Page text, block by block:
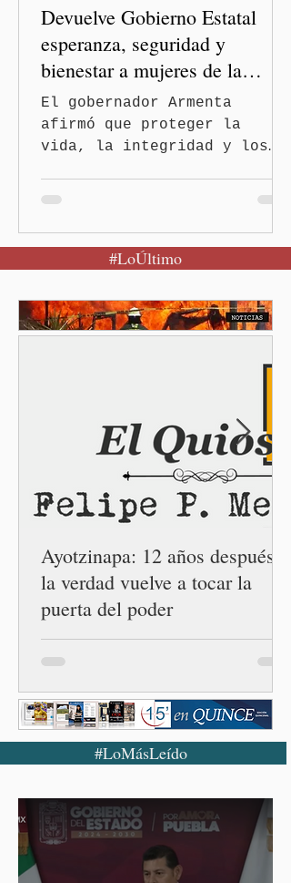
Devuelve Gobierno Estatal
esperanza, seguridad y
bienestar a mujeres de la
periferia urbana
El gobernador Armenta
afirmó que proteger la
vida, la integridad y los
Puebla, Pue.-Cuando una
mujer encuentra un lugar
también recupera la
esperanza de vivir sin
Igualdad, Bienestar, Redes,
Emancipación) número 62 y
la Casa Carmen Serdán
número 25 en el estado, la
cuarta en la c
#LoÚltimo
Ayotzinapa: 12 años después,
la verdad vuelve a tocar la
puerta del poder
#LoMásLeído